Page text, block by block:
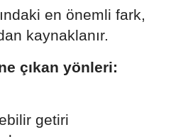
en önemli fark,
kaynaklanır.
çıkan yönleri:
getiri